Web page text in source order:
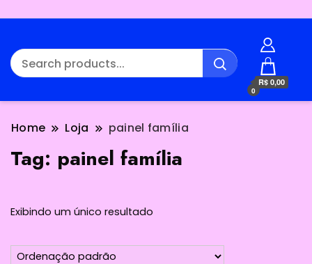
0
R$ 0,00
Home Loja painel família
Tag: painel família
Exibindo um único resultado